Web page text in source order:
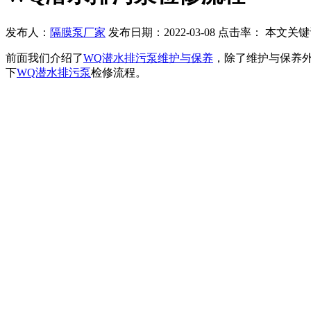
发布人： 隔膜泵厂家 发布日期：2022-03-08 点击率： 本文关
前面我们介绍了WQ潜水排污泵维护与保养 ，除了维护与保养
下WQ潜水排污泵检修流程。